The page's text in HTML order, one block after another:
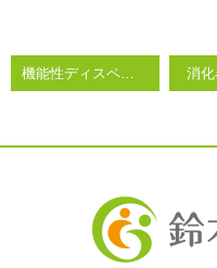
機能性ディスペプシアの原因や食事について 消